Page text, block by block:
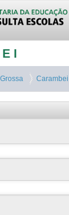
I
Carambei